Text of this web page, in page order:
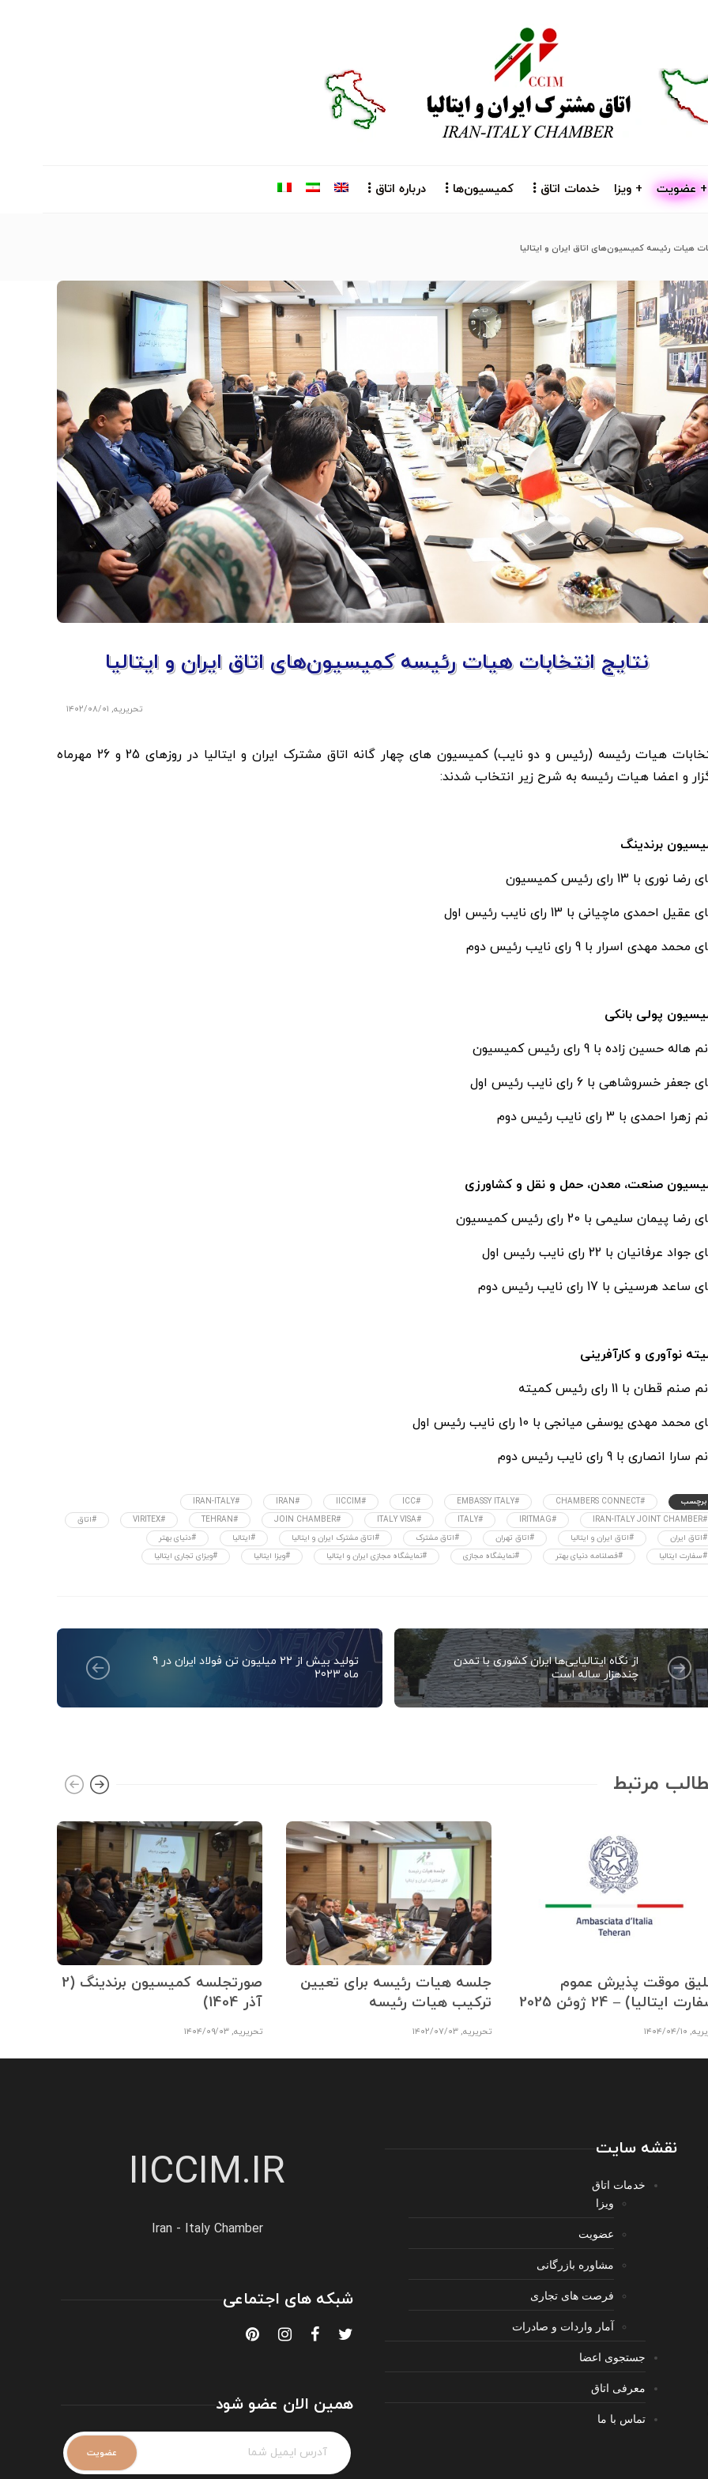
+ عضویت + ویزا خدمات اتاق کمیسیون‌ها درباره اتاق
هیات رئیسه کمیسیون‌های اتاق ایران و ایتالیا
نتایج انتخابات هیات رئیسه کمیسیون‌های اتاق ایران و ایتالیا
تحریریه, ۱۴۰۲/۰۸/۰۱
انتخابات هیات رئیسه (رئیس و دو نایب) کمیسیون‌ های چهار گانه اتاق مشترک ایران و ایتالیا در روزهای 25 و 26 مهرماه
و اعضا هیات رئیسه به شرح زیر انتخاب شدند:
برندینگ
نوری با 13 رای رئیس کمیسیون
عقیل احمدی ماچیانی با 13 رای نایب رئیس اول
محمد مهدی اسرار با 9 رای نایب رئیس دوم
پولی بانکی
هاله حسین زاده با 9 رای رئیس کمیسیون
جعفر خسروشاهی با 6 رای نایب رئیس اول
احمدی با 3 رای نایب رئیس دوم
صنعت، معدن، حمل و نقل و کشاورزی
رضا پیمان سلیمی با 20 رای رئیس کمیسیون
عرفانیان با 22 رای نایب رئیس اول
هرسینی با 17 رای نایب رئیس دوم
نوآوری و کارآفرینی
قطان با 11 رای رئیس کمیته
محمد مهدی یوسفی میانجی با 10 رای نایب رئیس اول
انصاری با 9 رای نایب رئیس دوم
برچسب #CHAMBERS CONNECT
#EMBASSY ITALY
#ICC
#IICCIM
#IRAN
#IRAN-ITALY
#IRAN-ITALY JOINT CHAMBER
#IRITMAG
#ITALY
#ITALY VISA
#JOIN CHAMBER
#TEHRAN
#VIRITEX
#اتاق
#اتاق ایران
#اتاق ایران و ایتالیا #اتاق تهران #اتاق مشترک #اتاق مشترک ایران و ایتالیا #ایتالیا
#دنیای بهتر
#سفارت ایتالیا
#فصلنامه دنیای بهتر #نمایشگاه مجازی #نمایشگاه مجازی ایران و ایتالیا #ویزا ایتالیا #ویزای تجاری ایتالیا
تولید بیش از 22 میلیون تن فولاد ایران در 9
ماه 2023
از نگاه ایتالیایی‌ها ایران کشوری با تمدن
چندهزار ساله است
مرتبط
صورتجلسه کمیسیون برندینگ (2
آذر 1404)
تحریریه, ۱۴۰۴/۰۹/۰۳
جلسه هیات رئیسه برای تعیین
ترکیب هیات رئیسه
تحریریه, ۱۴۰۲/۰۷/۰۳
موقت پذیرش عموم
ایتالیا) – 24 ژوئن 2025
, ۱۴۰۴/۰۴/۱۰
نقشه سایت
خدمات اتاق
ویزا
عضویت
مشاوره بازرگانی
فرصت های تجاری
آمار واردات و صادرات
جستجوی اعضا
معرفی اتاق
تماس با ما
IICCIM.IR
Iran - Italy Chamber
شبکه های اجتماعی
همین الان عضو شود